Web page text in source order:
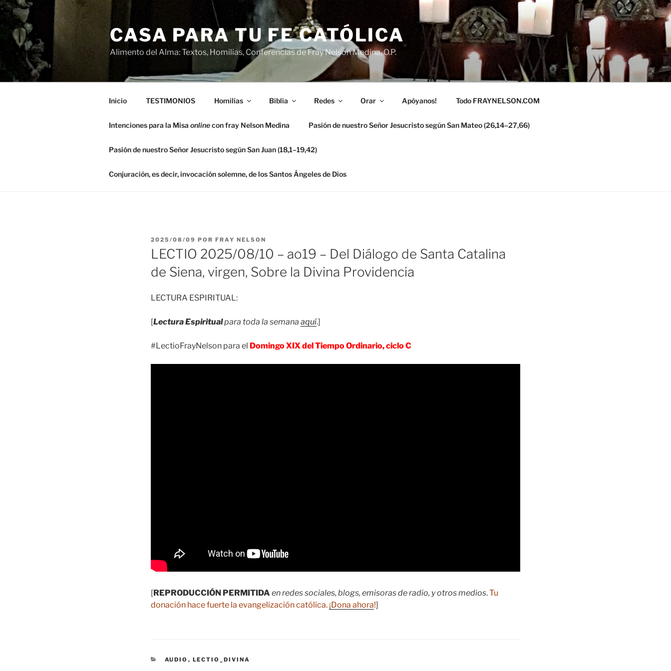
Saltar
contenido
CASA PARA TU FE CATÓLICA
Alimento del Alma: Textos, Homilias, Conferencias de Fray Nelson Medina, O.P.
Inicio TESTIMONIOS Homilías Biblia Redes Orar Apóyanos! Todo FRAYNELSON.COM
Intenciones para la Misa onlinecon fray Nelson Medina Pasión de nuestro Señor Jesucristo según San Mateo (26,14–27,66)
Pasión de nuestro Señor Jesucristo según San Juan (18,1–19,42)
Conjuración, es decir, invocación solemne, de los Santos Ángeles de Dios
PUBLICADO
EL
2025/08/09 POR FRAY NELSON
LECTIO 2025/08/10 – ao19 – Del Diálogo de Santa Catalina
de Siena, virgen, Sobre la Divina Providencia
LECTURA ESPIRITUAL:
[Lectura Espiritualpara toda la semana aquí.]
#LectioFrayNelson para el Domingo XIX del Tiempo Ordinario, ciclo C
[REPRODUCCIÓN PERMITIDA en redes sociales, blogs, emisoras de radio, y otros medios.Tu
donación hace fuerte la evangelización católica. ¡Dona ahora!]
CATEGORÍAS
AUDIO , LECTIO_DIVINA